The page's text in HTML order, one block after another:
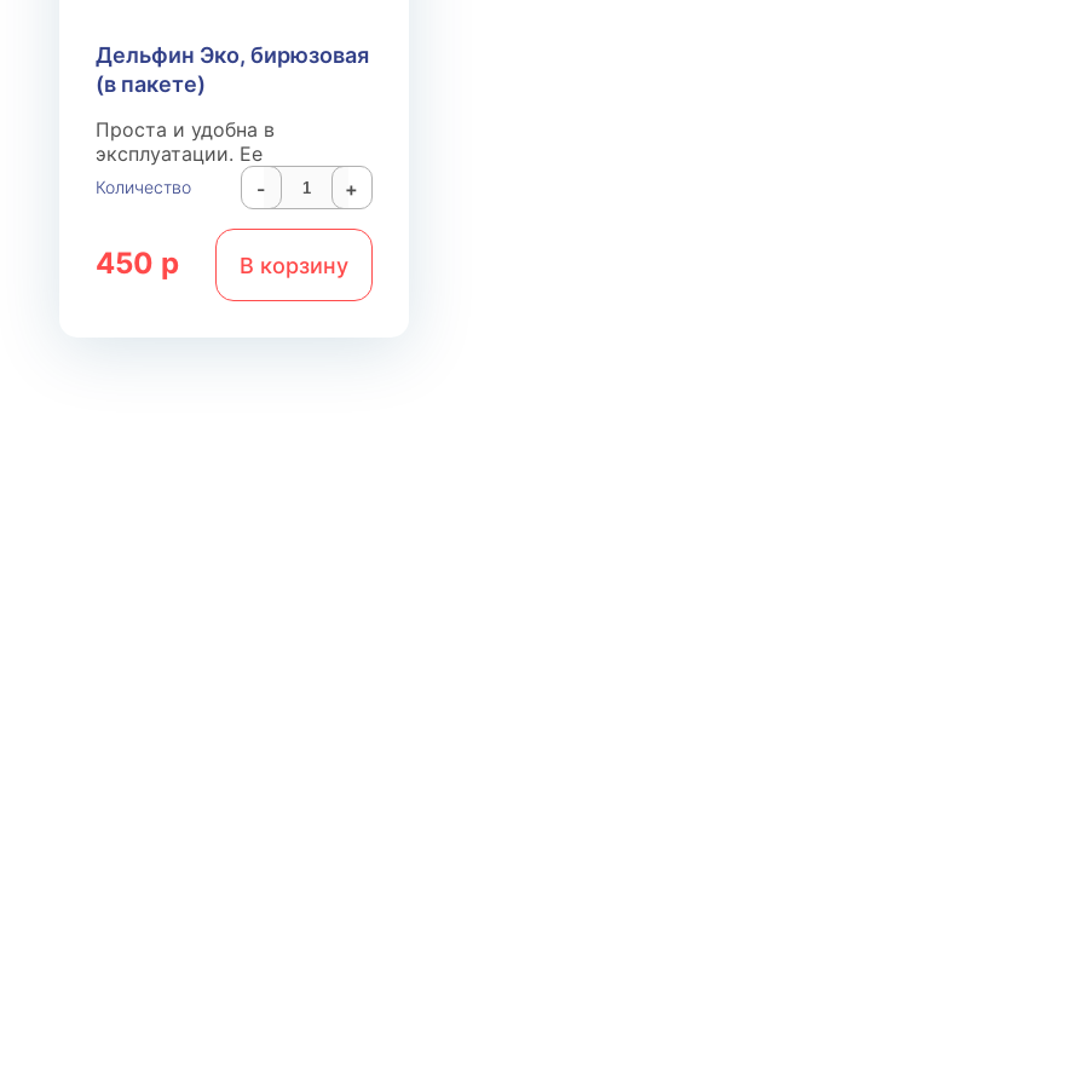
Дельфин Эко, бирюзовая
(в пакете)
Проста и удобна в
эксплуатации. Ее
приобретают и домой, и в
небольшие офисы, берут с
собой в поездки на природу
Количество - +
450 р В корзину